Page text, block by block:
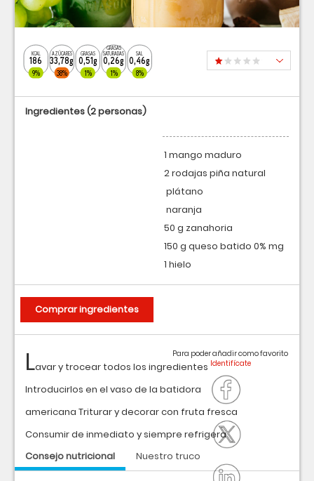
KCAL
186
9%
AZÚCARES
33,78g
38%
GRASAS
0,51g
1%
GRASAS
SATURADAS
0,26g
1%
SAL
0,46g
8%
Lavar y trocear todos los ingredientes
Introducirlos en el vaso de la batidora
americana Triturar y decorar con fruta fresca
Consumir de inmediato y siempre refrigera
Consejo nutricional
Nuestro truco
Para poder añadir como favorito
Ingredientes(2 personas)
1 mango maduro
2 rodajas piña natural
plátano
naranja
50 g zanahoria
150 g queso batido 0% mg
1 hielo
Comprar ingredientes